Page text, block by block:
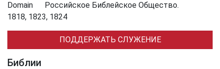
Российское Библейское Общество.
1818, 1823, 1824
ПОДДЕРЖАТЬ СЛУЖЕНИЕ
Библии